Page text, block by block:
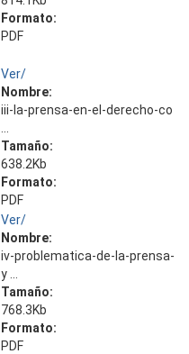
Formato:
PDF
Ver/
Nombre:
iii-la-prensa-en-el-derecho-co
Tamaño:
638.2Kb
Formato:
PDF
Ver/
Nombre:
iv-problematica-de-la-prensa-
y ...
Tamaño:
768.3Kb
Formato:
PDF